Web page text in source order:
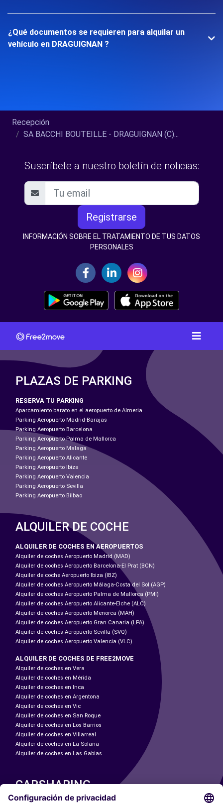
¿Qué documentos se requieren para alquilar un
vehículo en DRAGUIGNAN ?
Recepción
SA BACCHI BOUTEILLE - DRAGUIGNAN (C)...
Suscríbete a nuestro boletín de noticias:
Registrarse
INFORMACIÓN SOBRE EL TRATAMIENTO DE TUS DATOS
PERSONALES
PLAZAS DE PARKING
RESERVA TU PARKING
Aparcamiento barato en el aeropuerto de Almeria
Parking Aeropuerto Madrid-Barajas
Parking Aeropuerto Barcelona
Parking Aeropuerto Palma de Mallorca
Parking Aeropuerto Malaga
Parking Aeropuerto Alicante
Parking Aeropuerto Ibiza
Parking Aeropuerto Valencia
Parking Aeropuerto Sevilla
Parking Aeropuerto Bilbao
ALQUILER DE COCHE
ALQUILER DE COCHES EN AEROPUERTOS
Alquiler de coches Aeropuerto Madrid (MAD)
Alquiler de coches Aeropuerto Barcelona-El Prat (BCN)
Alquiler de coche Aeropuerto Ibiza (IBZ)
Alquiler de coches Aeropuerto Málaga-Costa del Sol (AGP)
Alquiler de coches Aeropuerto Palma de Mallorca (PMI)
Alquiler de coches Aeropuerto Alicante-Elche (ALC)
Alquiler de coches Aeropuerto Menorca (MAH)
Alquiler de coches Aeropuerto Gran Canaria (LPA)
Alquiler de coches Aeropuerto Sevilla (SVQ)
Alquiler de coches Aeropuerto Valencia (VLC)
ALQUILER DE COCHES DE FREE2MOVE
Alquiler de coches en Vera
Alquiler de coches en Mérida
Alquiler de coches en Inca
Alquiler de coches en Argentona
Alquiler de coches en Vic
Alquiler de coches en San Roque
Alquiler de coches en Los Barrios
Alquiler de coches en Villarreal
Alquiler de coches en La Solana
Alquiler de coches en Las Gabias
CARSHARING